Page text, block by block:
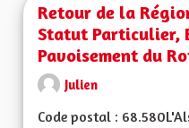
Retour de la
Statut Particulier,
Pavoisement du
Julien
Code postal :